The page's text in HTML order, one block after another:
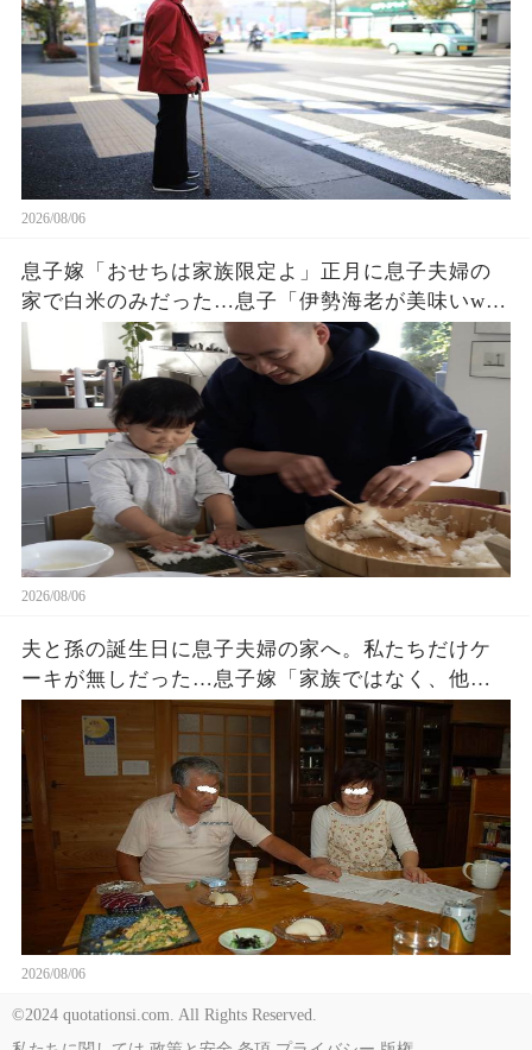
獄へw
2026/08/06
息子嫁「おせちは家族限定よ」正月に息子夫婦の
家で白米のみだった…息子「伊勢海老が美味いw」
夫「家に戻ろう」私「はい」→翌日、息子夫婦か
ら300件の鬼電が…w
2026/08/06
夫と孫の誕生日に息子夫婦の家へ。私たちだけケ
ーキが無しだった…息子嫁「家族ではなく、他人
でしょ？w」夫「家に戻ろう…」私「そうね…」→
翌日､血相を変えた息子嫁から鬼電が…
2026/08/06
©2024 quotationsi.com. All Rights Reserved.